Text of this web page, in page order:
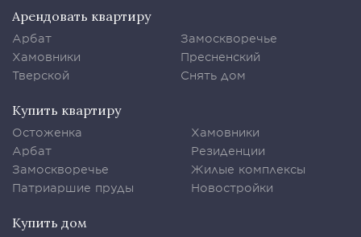
Арендовать квартиру
Арбат
Хамовники
Тверской
Замоскворечье
Пресненский
Снять дом
Купить квартиру
Остоженка
Арбат
Замоскворечье
Патриаршие пруды
Хамовники
Резиденции
Жилые комплексы
Новостройки
Купить дом